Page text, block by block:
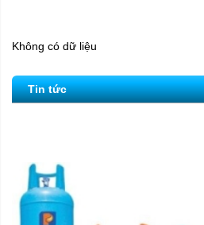
Không có dữ liệu
Tin tức